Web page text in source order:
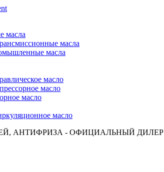
масла
масла
масла
масло
масло
масло
масло
АНТИФРИЗА - ОФИЦИАЛЬНЫЙ ДИЛЕР